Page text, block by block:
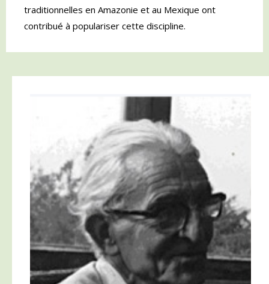
traditionnelles en Amazonie et au Mexique ont
contribué à populariser cette discipline.